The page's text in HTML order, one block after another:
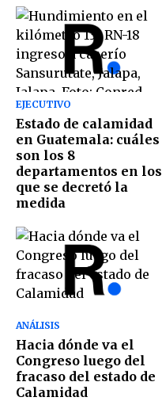
EJECUTIVO
Estado de calamidad
en Guatemala: cuáles
son los 8
departamentos en los
que se decretó la
medida
ANÁLISIS
Hacia dónde va el
Congreso luego del
fracaso del estado de
Calamidad